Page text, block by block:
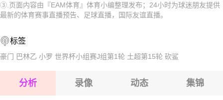
2026-08-17 【国际友谊】 荷兰VS阿尔及利亚
2026-08-17 【国际友谊】 荷兰VS阿尔及利亚
2026-08-17 【国际友谊】 荷兰VS阿尔及利亚
③.页面内容由『EAM体育』体育小编整理发布；24小时为球迷朋友提供
最新的体育赛事直播预告、足球直播，国际友谊直播。
标签
豪门 巴林乙 小罗 世界杯小组赛J组第1轮 土超第15轮 砍鲨
分析 录像 动态 集锦